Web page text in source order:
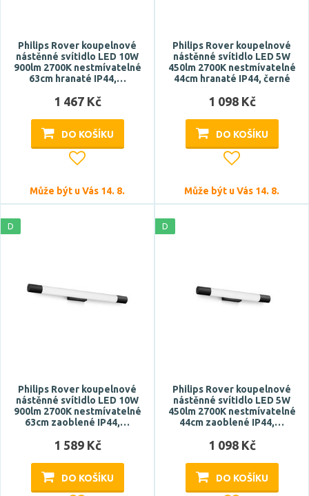
Délka
Philips Rover koupelnové
nástěnné svítidlo LED 10W
900lm 2700K nestmívatelné
63cm hranaté IP44,…
1 467 Kč
DO KOŠÍKU
Může být u Vás 14. 8.
Philips Rover koupelnové
nástěnné svítidlo LED 5W
450lm 2700K nestmívatelné
44cm hranaté IP44, černé
1 098 Kč
DO KOŠÍKU
Může být u Vás 14. 8.
D
Philips Rover koupelnové
nástěnné svítidlo LED 10W
900lm 2700K nestmívatelné
63cm zaoblené IP44,…
1 589 Kč
DO KOŠÍKU
D
Philips Rover koupelnové
nástěnné svítidlo LED 5W
450lm 2700K nestmívatelné
44cm zaoblené IP44,…
1 098 Kč
DO KOŠÍKU